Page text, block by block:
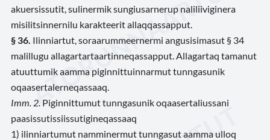
akuersissutit, sulinermik sungiusarnerup naliliiviginera
misilitsinnernilu karakteerit allaqqassapput.
§ 36. Ilinniartut, soraarummeernermi angusisimasut § 34
malillugu allagartartaartinneqassapput. Allagartaq tamanut
atuuttumik aamma piginnittuinnarmut tunngasunik
oqaasertalerneqassaaq.
Imm. 2. Piginnittumut tunngasunik oqaasertaliussani
paasissutissiissutigineqassaaq
1) ilinniartumut namminermut tunngasut aamma ulloq